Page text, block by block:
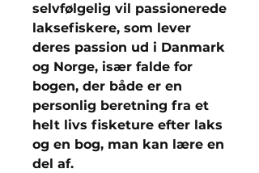
selvfølgelig vil passionerede
laksefiskere, som lever
deres passion ud i Danmark
og Norge, især falde for
bogen, der både er en
personlig beretning fra et
helt livs fisketure efter laks
og en bog, man kan lære en
del af.